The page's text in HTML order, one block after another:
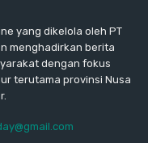
yang dikelola oleh PT
menghadirkan berita
dengan fokus
terutama provinsi Nusa